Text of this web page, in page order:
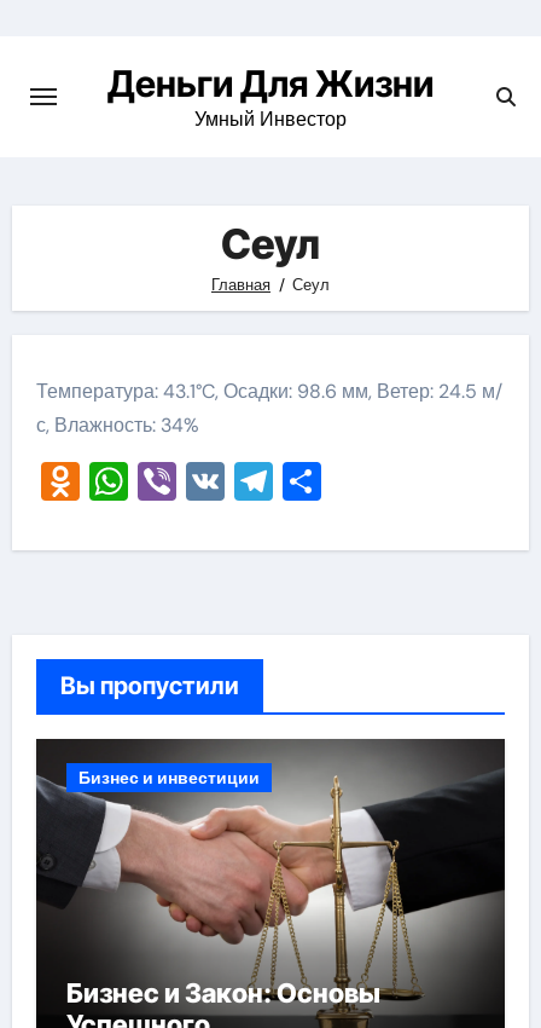
содержимомуДеньги Для Жизни
Умный Инвестор
Сеул
Главная Сеул
Температура: 43.1°C, Осадки: 98.6 мм, Ветер: 24.5 м/
с, Влажность: 34%
Odnoklassniki
WhatsApp
Viber
VKTelegram
Отправить
Вы пропустили
Бизнес и инвестиции
Бизнес и Закон: Основы